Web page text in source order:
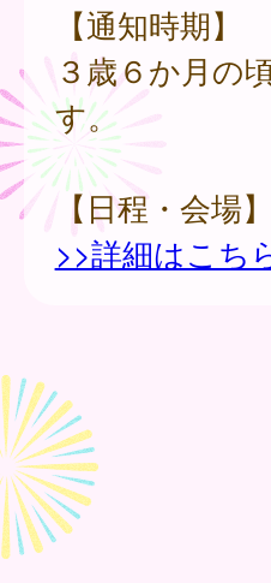
【通知時期】
３歳６か月の
す。
【日程・会場】
>>詳細はこち